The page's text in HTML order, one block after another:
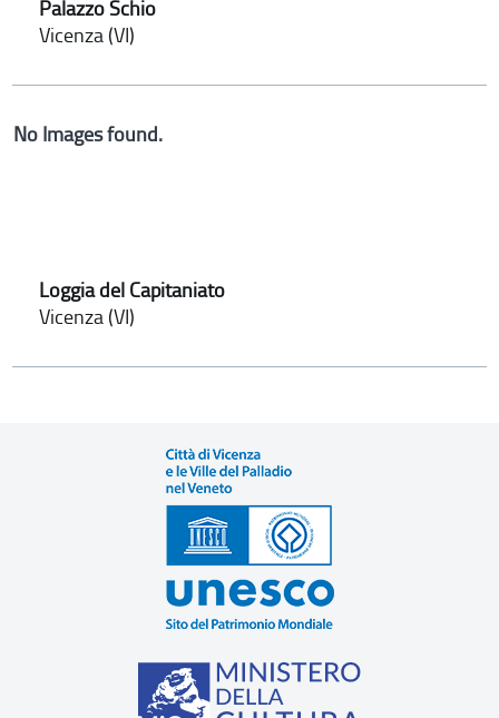
Palazzo Schio
Vicenza (VI)
No Images found.
Loggia del Capitaniato
Vicenza (VI)